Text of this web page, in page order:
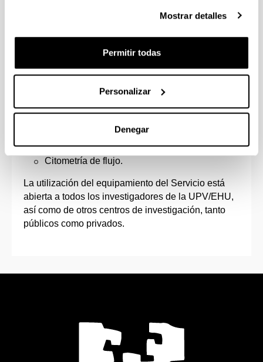
Mostrar detalles
Permitir todas
Personalizar
Denegar
fluorescencia, célula viva, escáner de
interferencial, análisis de imágenes.
biológicas para microscopía electrónica
(inclusión en resinas y extensiones,
Citometría de flujo.
La utilización del equipamiento del Servicio está
abierta a todos los investigadores de la UPV/EHU,
así como de otros centros de investigación, tanto
públicos como privados.